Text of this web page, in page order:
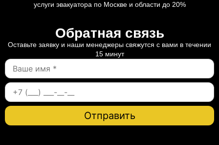
услуги эвакуатора по Москве и области до 20%
Обратная связь
Оставьте заявку и наши менеджеры свяжутся с вами в течении
15 минут